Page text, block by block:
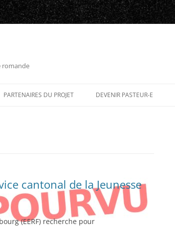
romande
PARTENAIRES DU PROJET DEVENIR PASTEUR-E
cantonal de la Jeunesse
(EERF) recherche pour